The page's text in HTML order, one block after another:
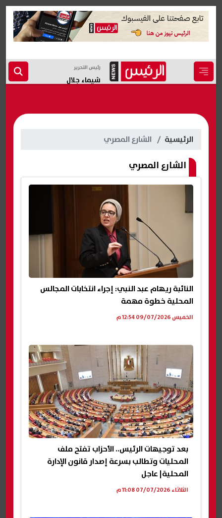
رئيس التحرير
شيماء جلال
الرئيسية الشارع المصري
الشارع المصري
النائبة ريهام عبد النبي: إجراء انتخابات المجالس
المحلية خطوة مهمة
الخميس 09/07/2026 12:54 م
بعد توجيهات الرئيس.. الأحزاب تفتح ملف
المحليات وتطالب بسرعة إصدار قانون الإدارة
المحلية| عاجل
الثلاثاء 07/07/2026 11:08 م